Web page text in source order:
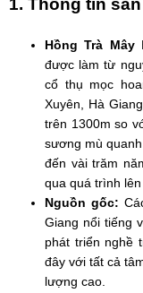
1. Thông tin
Hồng Trà Mây
được làm từ
cổ thụ mọc
Xuyên, Hà
trên 1300m so
sương mù
đến vài trăm
qua quá trình
Nguồn gốc:
Giang nổi tiếng
phát triển nghề
đây với tất cả
lượng cao.